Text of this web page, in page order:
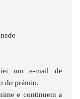
um e-mail de
do prémio.
e continuem a